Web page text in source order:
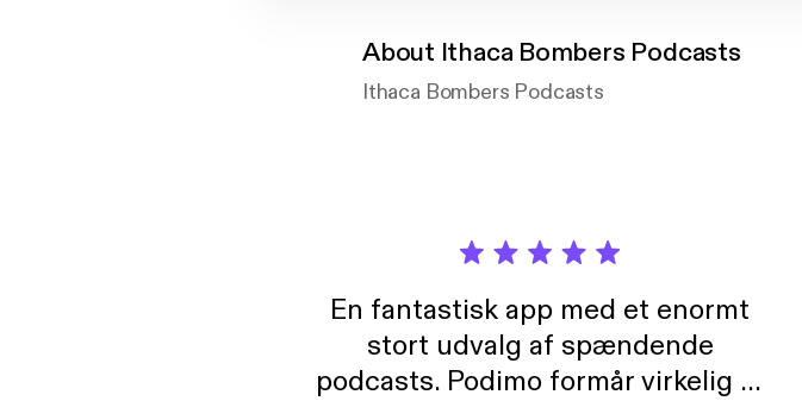
About Ithaca Bombers Podcasts
Ithaca Bombers Podcasts
En fantastisk app med et enormt
stort udvalg af spændende
podcasts. Podimo formår virkelig at